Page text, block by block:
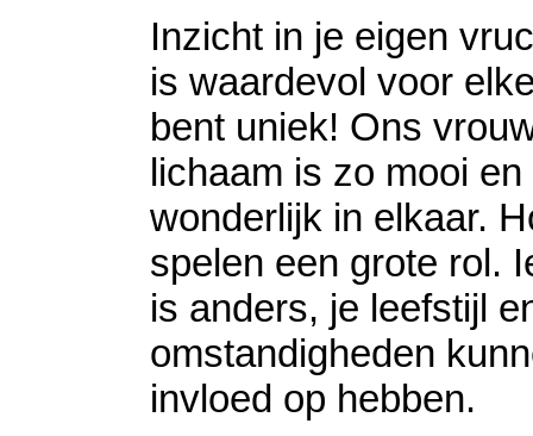
Inzicht in je eigen
is waardevol voor
bent uniek! Ons
lichaam is zo mooi en
wonderlijk in elkaar.
spelen een grote rol.
is anders, je leefstijl
omstandigheden
invloed op hebben.